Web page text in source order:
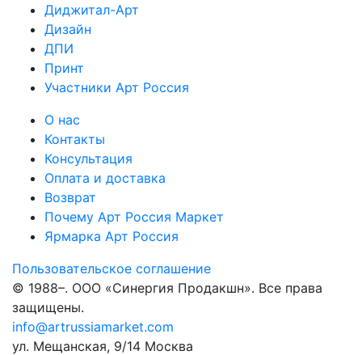
Диджитал-Арт
Дизайн
ДПИ
Принт
Участники Арт Россия
О нас
Контакты
Консультация
Оплата и доставка
Возврат
Почему Арт Россия Маркет
Ярмарка Арт Россия
Пользовательское соглашение
© 1988–. ООО «Синергия Продакшн». Все права
защищены.
info@artrussiamarket.com
ул. Мещанская, 9/14 Москва